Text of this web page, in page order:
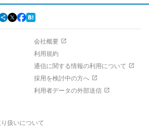
会社概要
利用規約
通信に関する情報の利用について
採用を検討中の方へ
利用者データの外部送信
扱いについて